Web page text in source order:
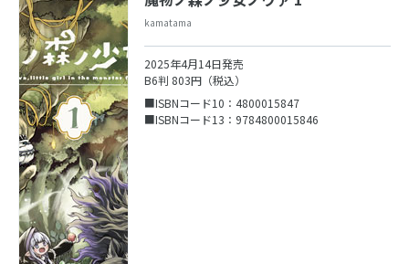
kamatama
2025年4月14日発売
B6判 803円（税込）
■ISBNコード10：4800015847
■ISBNコード13：9784800015846